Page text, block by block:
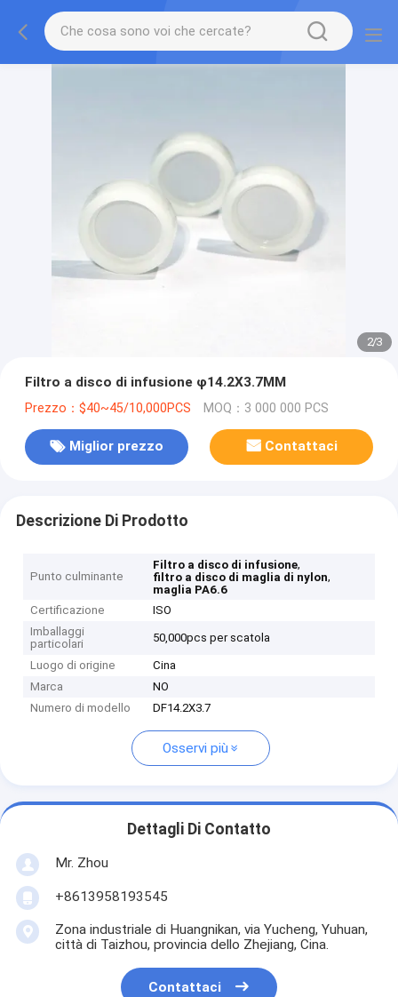
2/3
Filtro a disco di infusione φ14.2X3.7MM
Prezzo：$40~45/10,000PCS MOQ：3 000 000 PCS
Miglior prezzo Contattaci
Descrizione Di Prodotto
Punto culminante
Filtro a disco di infusione,
filtro a disco di maglia di nylon,
maglia PA6.6
Certificazione
ISO
Imballaggi
particolari
50,000pcs per scatola
Luogo di origine
Cina
Marca
NO
Numero di modello
DF14.2X3.7
Osservi più
Dettagli Di Contatto
Mr. Zhou
+8613958193545
Zona industriale di Huangnikan, via Yucheng, Yuhuan,
città di Taizhou, provincia dello Zhejiang, Cina.
Contattaci